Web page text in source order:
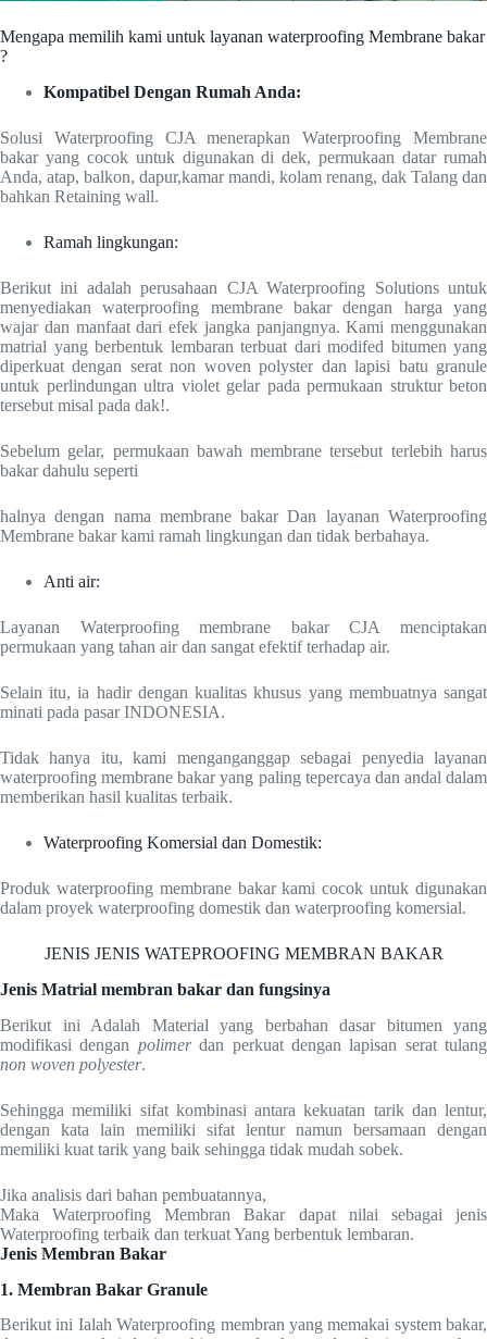
Mengapa memilih kami untuk layanan waterproofing Membrane bakar
?
Kompatibel Dengan Rumah Anda:
Solusi Waterproofing CJA menerapkan Waterproofing Membrane
bakar yang cocok untuk digunakan di dek, permukaan datar rumah
Anda, atap, balkon, dapur,kamar mandi, kolam renang, dak Talang dan
bahkan Retaining wall.
Ramah lingkungan:
Berikut ini adalah perusahaan CJA Waterproofing Solutions untuk
menyediakan waterproofing membrane bakar dengan harga yang
wajar dan manfaat dari efek jangka panjangnya. Kami menggunakan
matrial yang berbentuk lembaran terbuat dari modifed bitumen yang
diperkuat dengan serat non woven polyster dan lapisi batu granule
untuk perlindungan ultra violet gelar pada permukaan struktur beton
tersebut misal pada dak!.
Sebelum gelar, permukaan bawah membrane tersebut terlebih harus
bakar dahulu seperti
halnya dengan nama membrane bakar Dan layanan Waterproofing
Membrane bakar kami ramah lingkungan dan tidak berbahaya.
Anti air:
Layanan Waterproofing membrane bakar CJA menciptakan
permukaan yang tahan air dan sangat efektif terhadap air.
Selain itu, ia hadir dengan kualitas khusus yang membuatnya sangat
minati pada pasar INDONESIA.
Tidak hanya itu, kami menganganggap sebagai penyedia layanan
waterproofing membrane bakar yang paling tepercaya dan andal dalam
memberikan hasil kualitas terbaik.
Waterproofing Komersial dan Domestik:
Produk waterproofing membrane bakar kami cocok untuk digunakan
dalam proyek waterproofing domestik dan waterproofing komersial.
JENIS JENIS WATEPROOFING MEMBRAN BAKAR
Jenis Matrial membran bakar dan fungsinya
Berikut ini Adalah Material yang berbahan dasar bitumen yang
modifikasi dengan polimerdan perkuat dengan lapisan serat tulang
non woven polyester.
Sehingga memiliki sifat kombinasi antara kekuatan tarik dan lentur,
dengan kata lain memiliki sifat lentur namun bersamaan dengan
memiliki kuat tarik yang baik sehingga tidak mudah sobek.
Jika analisis dari bahan pembuatannya,
Maka Waterproofing Membran Bakar dapat nilai sebagai jenis
Waterproofing terbaik dan terkuat Yang berbentuk lembaran.
Jenis Membran Bakar
1. Membran Bakar Granule
Berikut ini Ialah Waterproofing membran yang memakai system bakar,